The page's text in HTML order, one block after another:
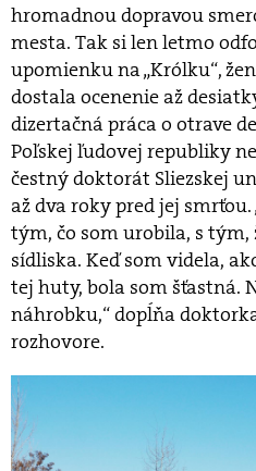
hromadnou dopravou
mesta. Tak si len letmo
upomienku na „Królku“,
dostala ocenenie až
dizertačná práca o otrave
Poľskej ľudovej republiky
čestný doktorát Sliezskej
až dva roky pred jej
tým, čo som urobila, s
sídliska. Keď som videla,
tej huty, bola som šťastná.
náhrobku,“ dopĺňa
rozhovore.